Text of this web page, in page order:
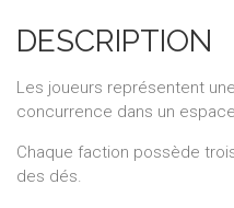
DESCRIPTION
Les joueurs représentent
concurrence dans un
Chaque faction possède
des dés.